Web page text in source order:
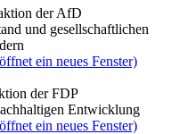
der AfD
und gesellschaftlichen
ein neues Fenster)
der FDP
Entwicklung
ein neues Fenster)